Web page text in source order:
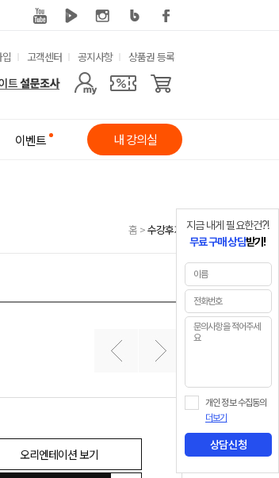
고객센터 공지사항 상품권 등록
이벤트 내 강의실
홈 >수강후기
오리엔테이션 보기
지금 내게 필요한건?!
무료 구매 상담받기!
개인 정보 수집동의
더보기
상담신청